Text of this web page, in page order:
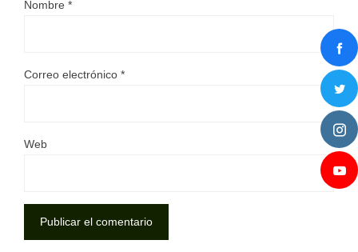
Nombre *
Correo electrónico *
Web